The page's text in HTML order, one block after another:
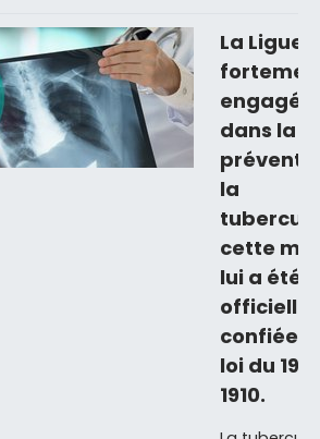
La Ligue
engagée
dans la
la
cette
lui a été
confiée
loi du 19
1910.